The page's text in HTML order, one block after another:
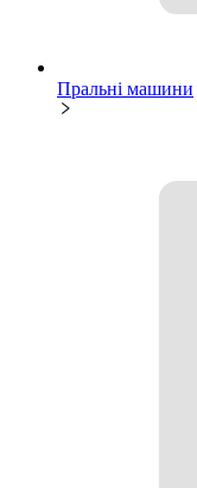
Пральні машини